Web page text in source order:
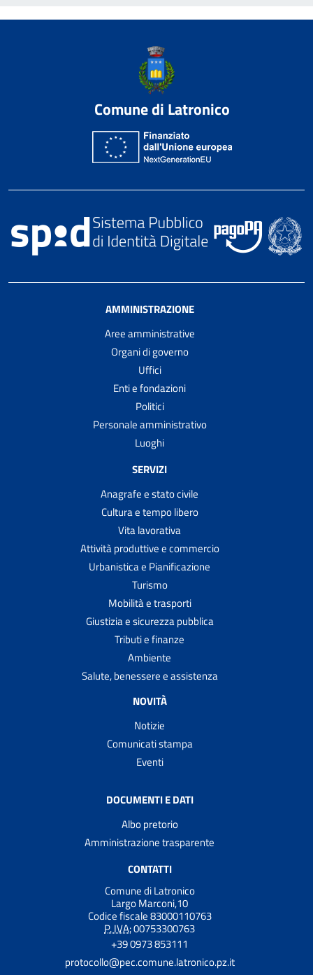
Comune di Latronico
AMMINISTRAZIONE
Aree amministrative
Organi di governo
Uffici
Enti e fondazioni
Politici
Personale amministrativo
Luoghi
SERVIZI
Anagrafe e stato civile
Cultura e tempo libero
Vita lavorativa
Attività produttive e commercio
Urbanistica e Pianificazione
Turismo
Mobilità e trasporti
Giustizia e sicurezza pubblica
Tributi e finanze
Ambiente
Salute, benessere e assistenza
NOVITÀ
Notizie
Comunicati stampa
Eventi
DOCUMENTI E DATI
Albo pretorio
Amministrazione trasparente
CONTATTI
Comune di Latronico
Largo Marconi,10
Codice fiscale 83000110763
P. IVA:00753300763
+39 0973 853111
protocollo@pec.comune.latronico.pz.it